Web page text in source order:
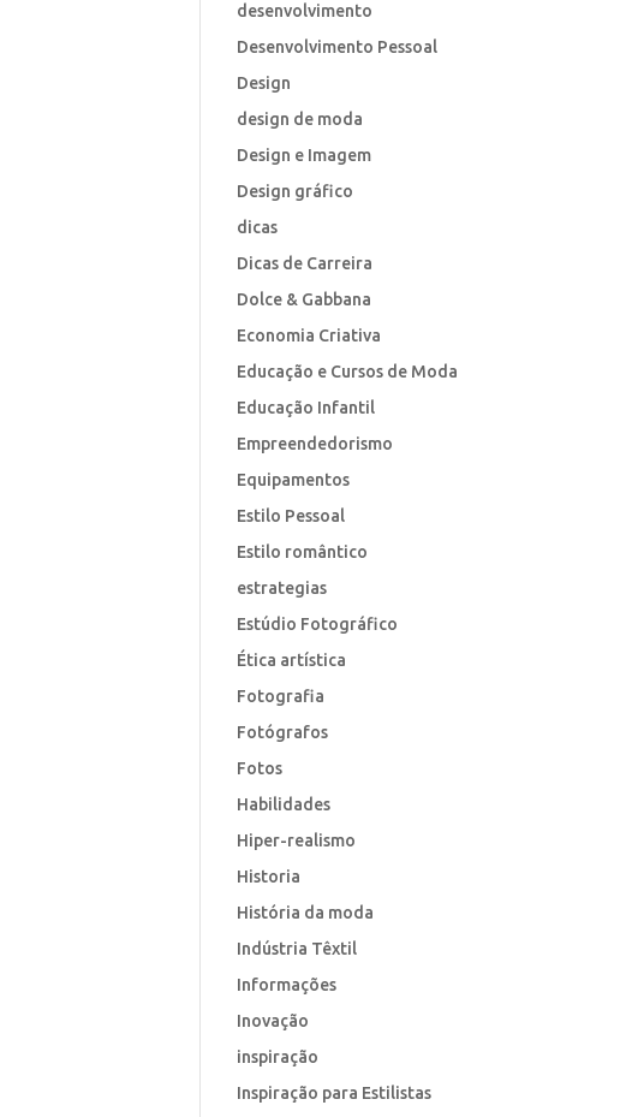
desenvolvimento
Desenvolvimento Pessoal
Design
design de moda
Design e Imagem
Design gráfico
dicas
Dicas de Carreira
Dolce & Gabbana
Economia Criativa
Educação e Cursos de Moda
Educação Infantil
Empreendedorismo
Equipamentos
Estilo Pessoal
Estilo romântico
estrategias
Estúdio Fotográfico
Ética artística
Fotografia
Fotógrafos
Fotos
Habilidades
Hiper-realismo
Historia
História da moda
Indústria Têxtil
Informações
Inovação
inspiração
Inspiração para Estilistas